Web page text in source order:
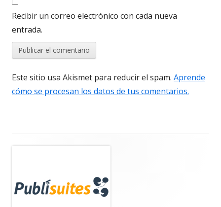
Recibir un correo electrónico con cada nueva
entrada.
Este sitio usa Akismet para reducir el spam. Aprende
cómo se procesan los datos de tus comentarios.
lateral
principal